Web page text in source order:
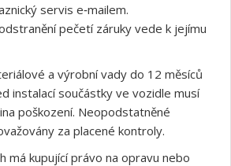
servis e‑mailem.
pečetí záruky vede k jejímu
a výrobní vady do 12 měsíců
instalací součástky ve vozidle musí
poškození. Neopodstatněné
za placené kontroly.
má kupující právo na opravu nebo